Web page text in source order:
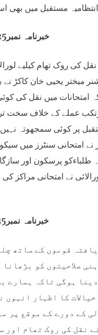
﴿خبرنامہ نمبر1071/2025لورالائی13فروری ۔
کی روک تھام کیلیے
یحیی خان کاکڑ نے
امتحانات میں نقل کی
عملے کے خلاف سخت
پر کوئی سمجھوتہ
امتحانی سنٹرز میں
طلباءکو پرسکون اور
نے امتحانی مراکز کی
خبرنامہ نمبر1072/2025نصیرآباد13 فروری ۔
قوموں کے ساتھ
صلاحیتوں کو
ہوگی تاکہ ہمارے
کا اظہار انہوں
کے دورے کے موقع پر
نقل کی روک تھام اور